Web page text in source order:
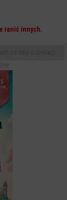
ranić innych.